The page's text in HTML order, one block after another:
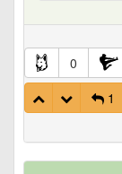
0
1